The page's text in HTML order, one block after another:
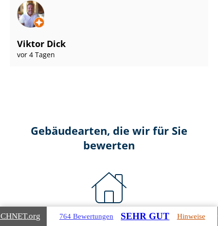
Viktor Dick
vor 4 Tagen
Gebäudearten, die wir für Sie
bewerten
Wohnimmobilien
.org 764 Bewertungen SEHR GUT Hinweise